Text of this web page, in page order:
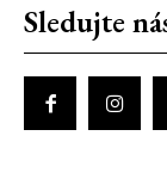
Sledujte